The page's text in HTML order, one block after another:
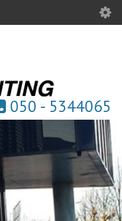
050 - 5344065